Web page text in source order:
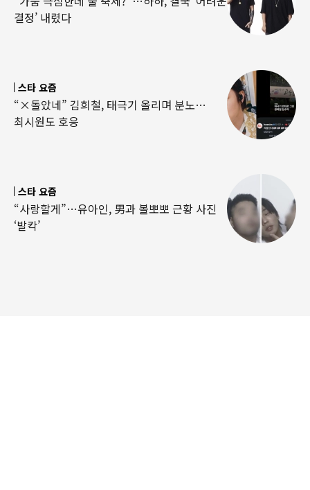
결정’ 내렸다
스타 요즘
“×돌았네” 김희철, 태극기 올리며 분노…
최시원도 호응
스타 요즘
“사랑할게”…유아인, 男과 볼뽀뽀 근황 사진
‘발칵’